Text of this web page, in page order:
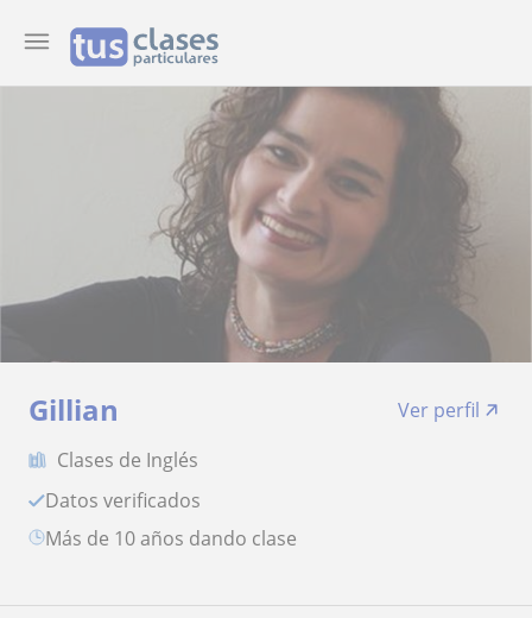
Gillian
Ver perfil
Clases de Inglés
Datos verificados
más de 10 años dando clase